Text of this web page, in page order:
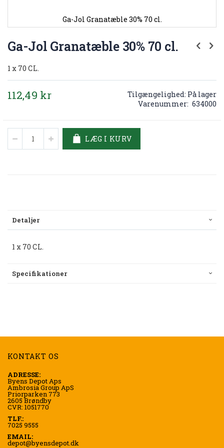
Ga-Jol Granatæble 30% 70 cl.
til
starten
billedgalleriet
Ga-Jol Granatæble 30% 70 cl.
1 x 70 CL.
112,49 kr Tilgængelighed: På lager
Varenummer 634000
LÆG I KURV
Detaljer
1 x 70 CL.
Specifikationer
KONTAKT OS
ADRESSE:
Byens Depot Aps
Ambrosia Group ApS
Priorparken 773
2605 Brøndby
CVR: 1051770
TLF.:
7025 9555
EMAIL:
depot@byensdepot.dk